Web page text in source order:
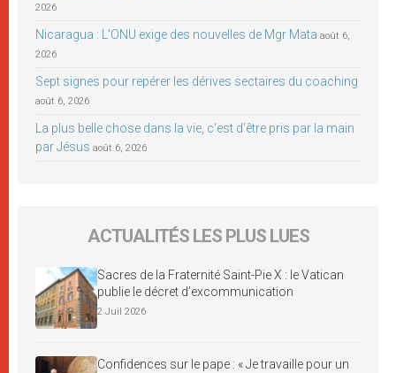
2026
Nicaragua : L’ONU exige des nouvelles de Mgr Mata août 6,
2026
Sept signes pour repérer les dérives sectaires du coaching
août 6, 2026
La plus belle chose dans la vie, c’est d’être pris par la main
par Jésus août 6, 2026
ACTUALITÉS LES PLUS LUES
Sacres de la Fraternité Saint-Pie X : le Vatican
publie le décret d’excommunication
2 Juil 2026
Confidences sur le pape : « Je travaille pour un